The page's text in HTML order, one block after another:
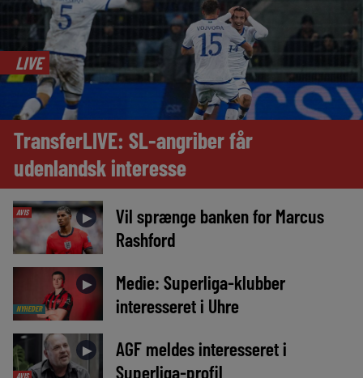
LIVE
TransferLIVE: SL-angriber får
udenlandsk interesse
AVIS ►
Vil sprænge banken for Marcus
Rashford
NYHEDER
►
Medie: Superliga-klubber
interesseret i Uhre
AVIS
►
AGF meldes interesseret i
Superliga-profil